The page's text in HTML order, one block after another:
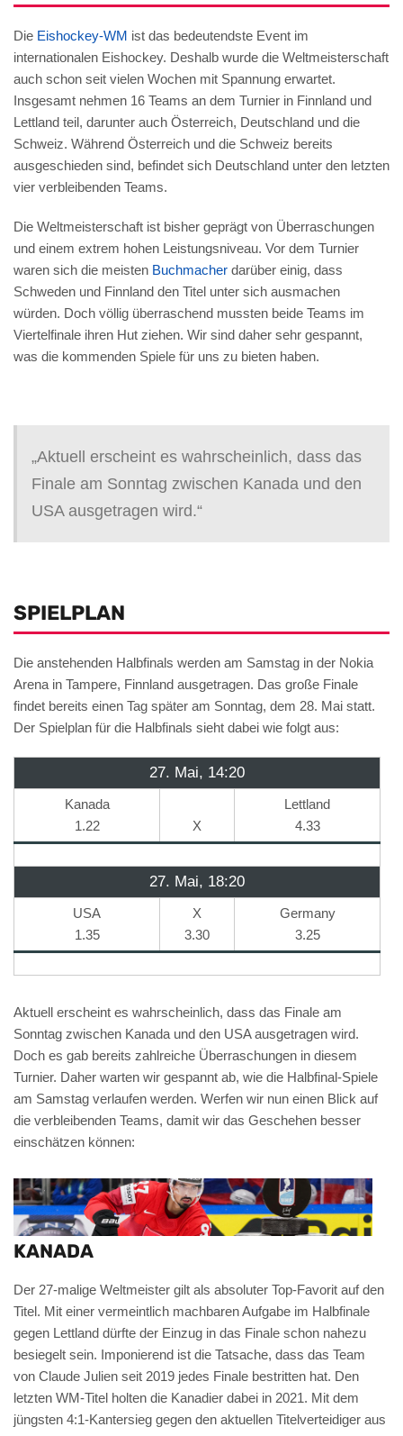
Die Eishockey-WM ist das bedeutendste Event im
internationalen Eishockey. Deshalb wurde die Weltmeisterschaft
auch schon seit vielen Wochen mit Spannung erwartet.
Insgesamt nehmen 16 Teams an dem Turnier in Finnland und
Lettland teil, darunter auch Österreich, Deutschland und die
Schweiz. Während Österreich und die Schweiz bereits
ausgeschieden sind, befindet sich Deutschland unter den letzten
vier verbleibenden Teams.
Die Weltmeisterschaft ist bisher geprägt von Überraschungen
und einem extrem hohen Leistungsniveau. Vor dem Turnier
waren sich die meisten Buchmacher darüber einig, dass
Schweden und Finnland den Titel unter sich ausmachen
würden. Doch völlig überraschend mussten beide Teams im
Viertelfinale ihren Hut ziehen. Wir sind daher sehr gespannt,
was die kommenden Spiele für uns zu bieten haben.
„Aktuell erscheint es wahrscheinlich, dass das
Finale am Sonntag zwischen Kanada und den
USA ausgetragen wird.“
SPIELPLAN
Die anstehenden Halbfinals werden am Samstag in der Nokia
Arena in Tampere, Finnland ausgetragen. Das große Finale
findet bereits einen Tag später am Sonntag, dem 28. Mai statt.
Der Spielplan für die Halbfinals sieht dabei wie folgt aus:
27. Mai, 14:20
Kanada
1.22
X
Lettland
4.33
27. Mai, 18:20
USA
1.35
X
3.30
Germany
3.25
Aktuell erscheint es wahrscheinlich, dass das Finale am
Sonntag zwischen Kanada und den USA ausgetragen wird.
Doch es gab bereits zahlreiche Überraschungen in diesem
Turnier. Daher warten wir gespannt ab, wie die Halbfinal-Spiele
am Samstag verlaufen werden. Werfen wir nun einen Blick auf
die verbleibenden Teams, damit wir das Geschehen besser
einschätzen können:
KANADA
Der 27-malige Weltmeister gilt als absoluter Top-Favorit auf den
Titel. Mit einer vermeintlich machbaren Aufgabe im Halbfinale
gegen Lettland dürfte der Einzug in das Finale schon nahezu
besiegelt sein. Imponierend ist die Tatsache, dass das Team
von Claude Julien seit 2019 jedes Finale bestritten hat. Den
letzten WM-Titel holten die Kanadier dabei in 2021. Mit dem
jüngsten 4:1-Kantersieg gegen den aktuellen Titelverteidiger aus